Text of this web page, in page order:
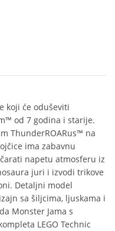
koji će oduševiti
od 7 godina i starije.
ThunderROARus™ na
ima zabavnu
napetu atmosferu iz
juri i izvodi trikove
Detaljni model
sa šiljcima, ljuskama i
Monster Jama s
LEGO Technic